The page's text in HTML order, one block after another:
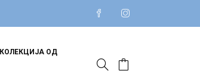
КОЛЕКЦИЈА ОД